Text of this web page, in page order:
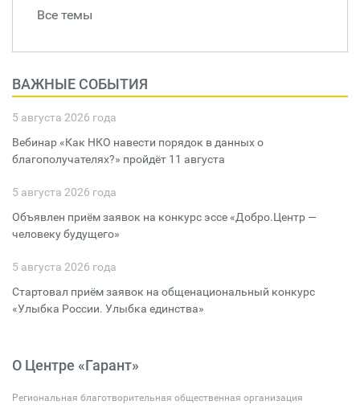
Все темы
ВАЖНЫЕ СОБЫТИЯ
5 августа 2026 года
Вебинар «Как НКО навести порядок в данных о
благополучателях?» пройдёт 11 августа
5 августа 2026 года
Объявлен приём заявок на конкурс эссе «Добро.Центр —
человеку будущего»
5 августа 2026 года
Стартовал приём заявок на общенациональный конкурс
«Улыбка России. Улыбка единства»
О Центре «Гарант»
Региональная благотворительная общественная организация